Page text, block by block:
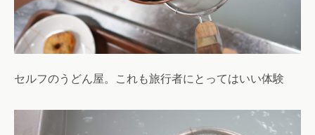
セルフのうどん屋。これも旅行者にとってはいい体験